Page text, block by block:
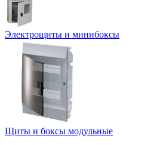
Электрощиты и минибоксы
Щиты и боксы модульные